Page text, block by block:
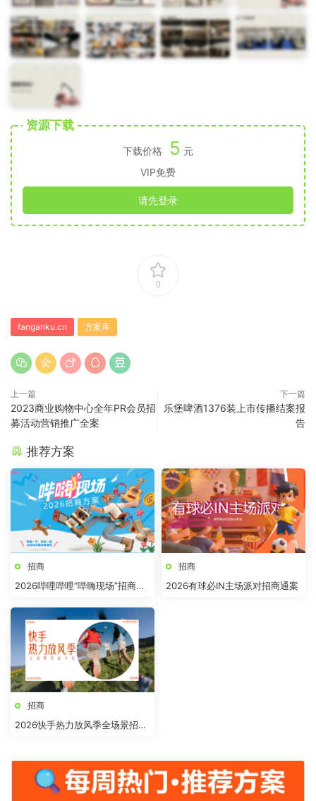
资源下载
下载价格 5 元
VIP免费
请先登录
0
fanganku.cn 方案库
上一篇
2023商业购物中心全年PR会员招
募活动营销推广全案
下一篇
乐堡啤酒1376装上市传播结案报
告
推荐方案
招商
2026哔哩哔哩“哔嗨现场”招商方
招商
2026有球必IN主场派对招商通案
招商
2026快手热力放风季全场景招商